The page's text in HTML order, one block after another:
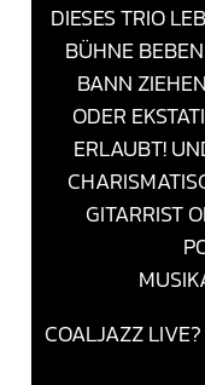
DIESES TRIO
BÜHNE
BANN
ODER
ERLAUBT!
GITARRIST
COALJAZZ